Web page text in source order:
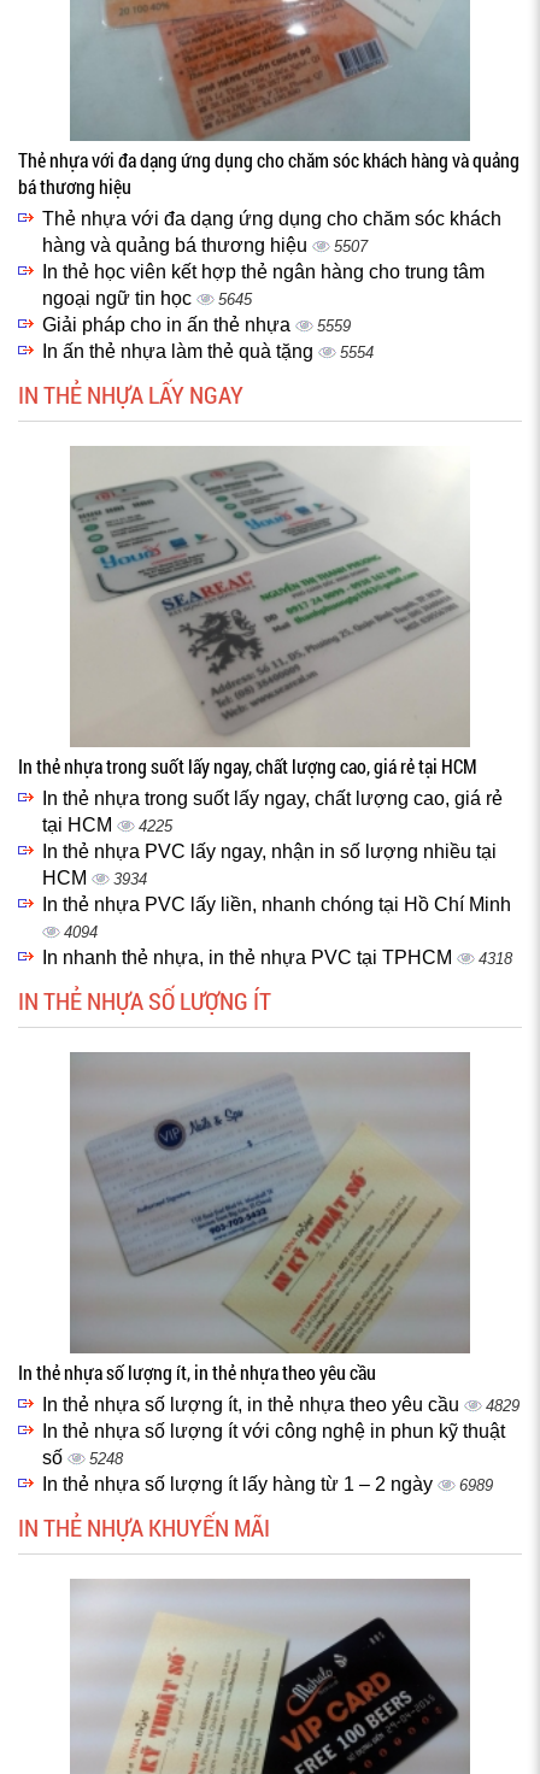
Thẻ nhựa với đa dạng ứng dụng cho chăm sóc khách hàng và quảng
bá thương hiệu
Thẻ nhựa với đa dạng ứng dụng cho chăm sóc khách
hàng và quảng bá thương hiệu
5507
In thẻ học viên kết hợp thẻ ngân hàng cho trung tâm
ngoại ngữ tin học
5645
Giải pháp cho in ấn thẻ nhựa 5559
In ấn thẻ nhựa làm thẻ quà tặng 5554
IN THẺ NHỰA LẤY NGAY
In thẻ nhựa trong suốt lấy ngay, chất lượng cao, giá rẻ tại HCM
In thẻ nhựa trong suốt lấy ngay, chất lượng cao, giá rẻ
tại HCM
4225
In thẻ nhựa PVC lấy ngay, nhận in số lượng nhiều tại
HCM
3934
In thẻ nhựa PVC lấy liền, nhanh chóng tại Hồ Chí Minh
4094
In nhanh thẻ nhựa, in thẻ nhựa PVC tại TPHCM 4318
IN THẺ NHỰA SỐ LƯỢNG ÍT
In thẻ nhựa số lượng ít, in thẻ nhựa theo yêu cầu
In thẻ nhựa số lượng ít, in thẻ nhựa theo yêu cầu 4829
In thẻ nhựa số lượng ít với công nghệ in phun kỹ thuật
số
5248
In thẻ nhựa số lượng ít lấy hàng từ 1 – 2 ngày 6989
IN THẺ NHỰA KHUYẾN MÃI